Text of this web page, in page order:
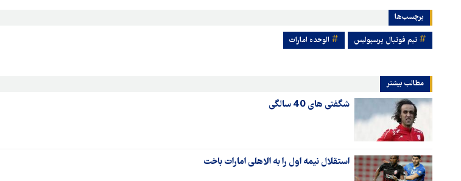
برچسب‌ها
تیم فوتبال پرسپولیس الوحده امارات
مطالب بیشتر
شگفتی های 40 سالگی
استقلال نیمه اول را به الاهلی امارات باخت